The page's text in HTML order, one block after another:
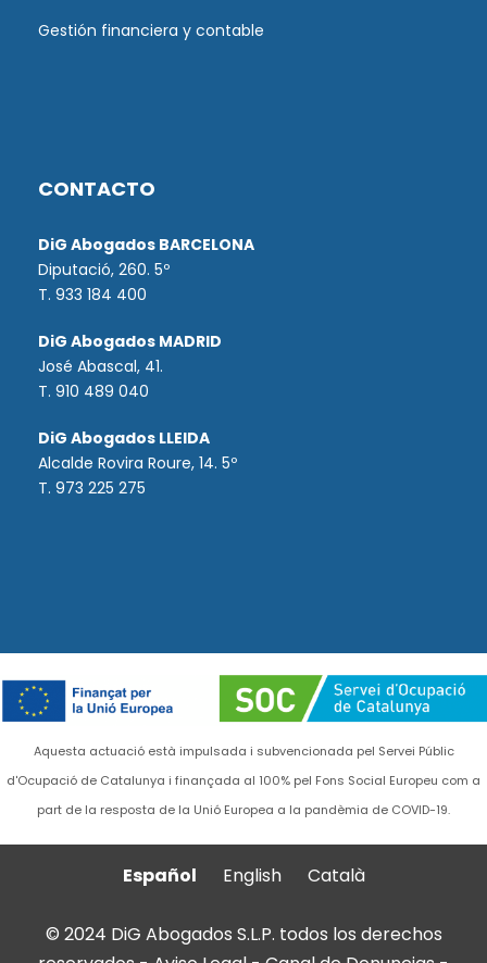
Gestión financiera y contable
CONTACTO
DiG Abogados BARCELONA
Diputació, 260. 5º
T. 933 184 400
DiG Abogados MADRID
José Abascal, 41.
T. 910 489 040
DiG Abogados LLEIDA
Alcalde Rovira Roure, 14. 5º
T. 973 225 275
Aquesta actuació està impulsada i subvencionada pel Servei Públic
d'Ocupació de Catalunya i finançada al 100% pel Fons Social Europeu com a
part de la resposta de la Unió Europea a la pandèmia de COVID-19.
Español English Català
© 2024 DiG Abogados S.L.P. todos los derechos